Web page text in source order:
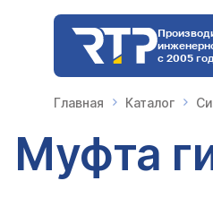
с 2005
Главная Каталог
Муфта